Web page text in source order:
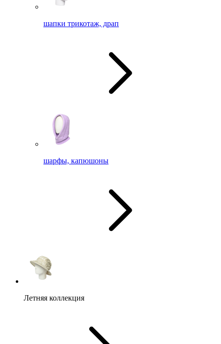
шапки трикотаж, драп
шарфы, капюшоны
Летняя коллекция